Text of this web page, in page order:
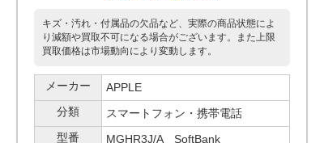
キズ・汚れ・付属品の欠品など、実際の商品状態によ
り減額や買取不可になる場合がございます。また上限
買取価格は市場動向により変動します。
メーカー
APPLE
分類
スマートフォン・携帯電話
型番
MGHR3J/A SoftBank